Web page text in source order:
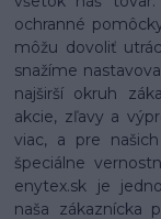
ochranné
môžu dovoliť
snažíme
najširší okruh
akcie, zľavy a
viac, a pre
špeciálne
enytex.sk je
naša zákaznícka